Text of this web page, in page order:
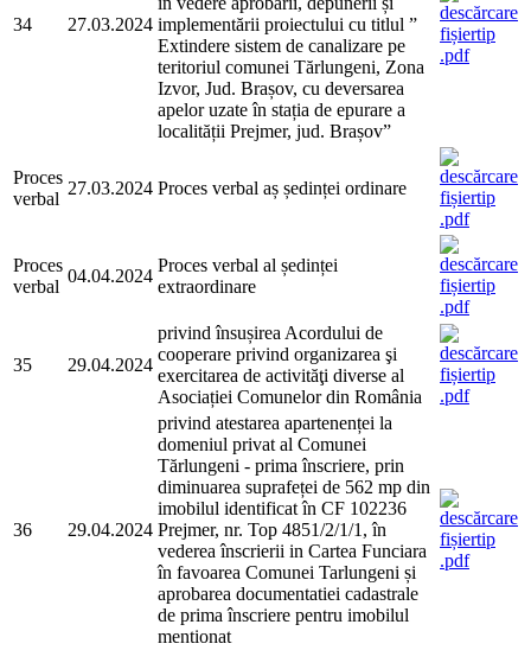
34 27.03.2024 implementării proiectului cu titlul ”
Extindere sistem de canalizare pe
teritoriul comunei Tărlungeni, Zona
Izvor, Jud. Brașov, cu deversarea
apelor uzate în stația de epurare a
localității Prejmer, jud. Brașov”
Proces
verbal
27.03.2024 Proces verbal aș ședinței ordinare
Proces
verbal
04.04.2024
Proces verbal al ședinței
extraordinare
35 29.04.2024
privind însușirea Acordului de
cooperare privind organizarea şi
exercitarea de activităţi diverse al
Asociației Comunelor din România
36 29.04.2024
privind atestarea apartenenței la
domeniul privat al Comunei
Tărlungeni - prima înscriere, prin
diminuarea suprafeței de 562 mp din
imobilul identificat în CF 102236
Prejmer, nr. Top 4851/2/1/1, în
vederea înscrierii in Cartea Funciara
în favoarea Comunei Tarlungeni și
aprobarea documentatiei cadastrale
de prima înscriere pentru imobilul
mentionat